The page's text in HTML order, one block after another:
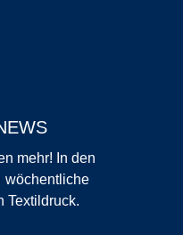
mehr! In den
wöchentliche
Textildruck.